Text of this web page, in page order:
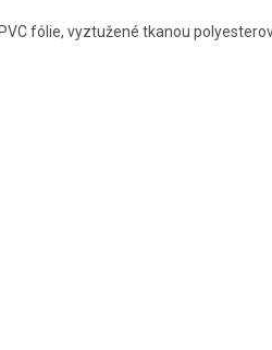
fólie, vyztužené tkanou